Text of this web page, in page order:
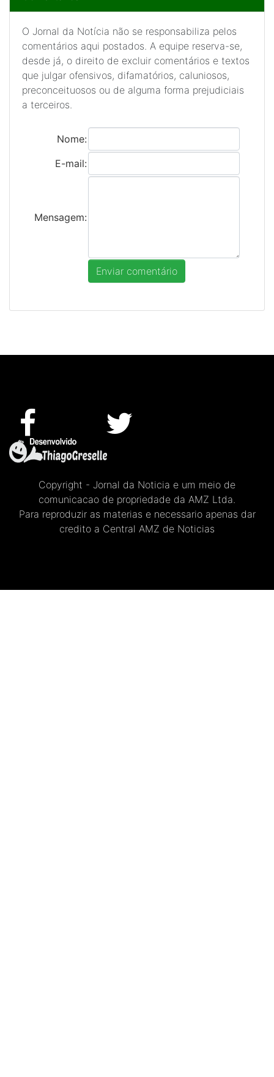
O Jornal da Notícia não se responsabiliza pelos
comentários aqui postados. A equipe reserva-se,
desde já, o direito de excluir comentários e textos
que julgar ofensivos, difamatórios, caluniosos,
preconceituosos ou de alguma forma prejudiciais
a terceiros.
Nome:
E-mail:
Mensagem:
Copyright - Jornal da Noticia e um meio de
comunicacao de propriedade da AMZ Ltda.
Para reproduzir as materias e necessario apenas dar
credito a Central AMZ de Noticias